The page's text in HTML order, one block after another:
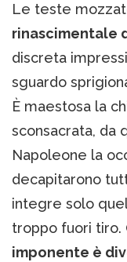
Le teste
rinascimentale
discreta
sguardo
È maestosa la
sconsacrata, da
Napoleone la
decapitarono
integre solo
troppo fuori tiro.
imponente è